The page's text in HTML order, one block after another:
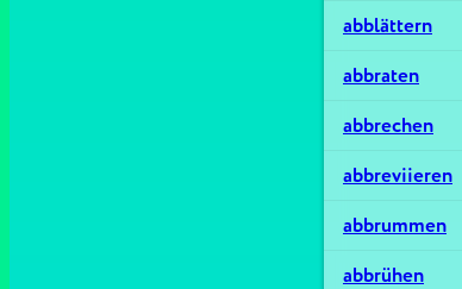
abblättern
abbraten
abbrechen
abbreviieren
abbrummen
abbrühen